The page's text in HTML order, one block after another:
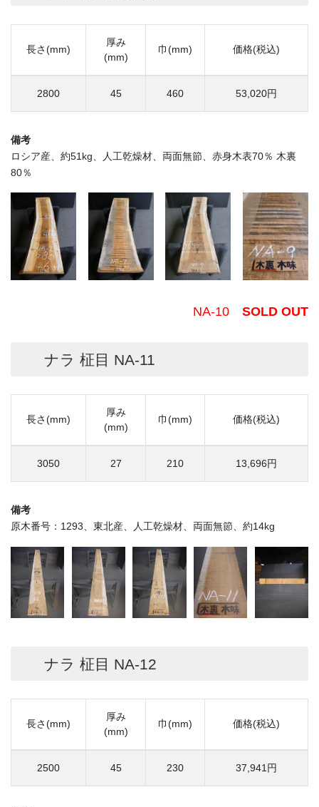
長さ(mm)
厚み
(mm)
巾(mm) 価格(税込)
2800 45 460 53,020円
備考
ロシア産、約51kg、人工乾燥材、両面無節、赤身木表70％ 木裏
80％
NA-10 SOLD OUT
ナラ 柾目 NA-11
長さ(mm)
厚み
(mm)
巾(mm) 価格(税込)
3050 27 210 13,696円
備考
原木番号：1293、東北産、人工乾燥材、両面無節、約14kg
ナラ 柾目 NA-12
長さ(mm)
厚み
(mm)
巾(mm) 価格(税込)
2500 45 230 37,941円